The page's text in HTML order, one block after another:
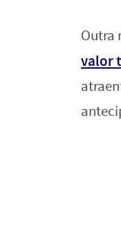
Outra
valor